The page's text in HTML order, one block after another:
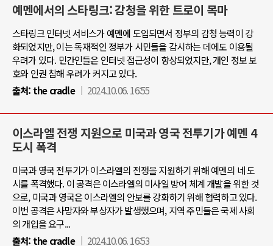
예멘에서의 스타링크: 감청을 위한 트로이 목마
스타링크 인터넷 서비스가 예멘에 도입되면서 정부의 감청 능력이 강
화되었지만, 이는 독재적인 정부가 시민들을 감시하는 데에도 이용될
우려가 있다. 민간인들은 인터넷 접근성이 향상되었지만, 개인 정보 보
호와 인권 침해 우려가 커지고 있다.
출처: the cradle 2024.10.06. 16:55
이스라엘 전쟁 지원으로 미국과 영국 전투기가 예멘 4
도시 폭격
미국과 영국 전투기가 이스라엘의 전쟁을 지원하기 위해 예멘의 네 도
시를 폭격했다. 이 공격은 이스라엘의 미사일 방어 체계 개발을 위한 것
으로, 미국과 영국은 이스라엘의 안보를 강화하기 위해 협력하고 있다.
이번 공격은 사망자와 부상자가 발생했으며, 지역 주민들은 국제 사회
의 개입을 요구...
출처: the cradle 2024.10.06. 16:53